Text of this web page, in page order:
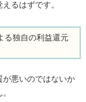
るはずです。
る独自の利益還元
が悪いのではないか